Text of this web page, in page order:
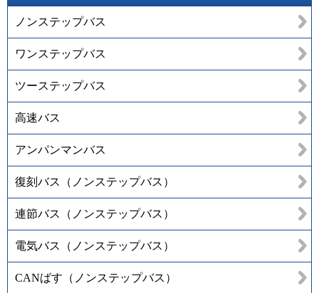
ノンステップバス
ワンステップバス
ツーステップバス
高速バス
アンパンマンバス
復刻バス（ノンステップバス）
連節バス（ノンステップバス）
電気バス（ノンステップバス）
CANばす（ノンステップバス）